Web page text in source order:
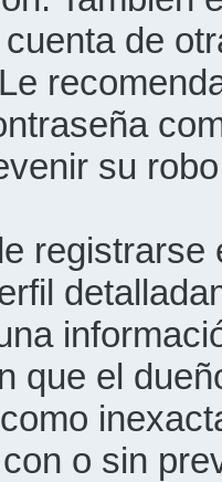
de
su
registrarse
que el
o sin